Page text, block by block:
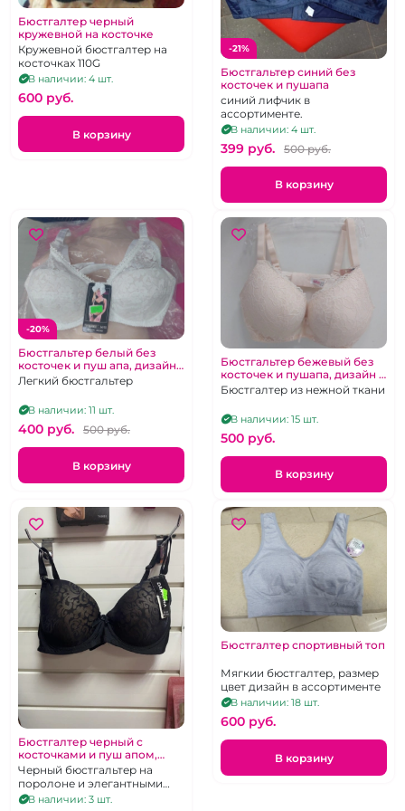
Бюстгалтер черный
кружевной на косточке
Кружевной бюстгалтер на
косточках 110G
В наличии: 4 шт.
600 pуб.
В корзину
-21%
Бюстгальтер синий без
косточек и пушапа
синий лифчик в
ассортименте.
В наличии: 4 шт.
399 pуб. 500 pуб.
В корзину
-20%
Бюстгальтер белый без
косточек и пуш апа, дизайн
размер в ассортименте
Легкий бюстгальтер
В наличии: 11 шт.
400 pуб. 500 pуб.
В корзину
Бюстгальтер бежевый без
косточек и пушапа, дизайн и
размер в ассортименте
Бюстгалтер из нежной ткани
В наличии: 15 шт.
500 pуб.
В корзину
Бюстгалтер черный с
косточками и пуш апом,
дизайн размер в
асоортименте
Черный бюстгальтер на
поролоне и элегантными
узорами на чашечках, цвета
В наличии: 3 шт.
Бюстгалтер спортивный топ
Мягкии бюстгалтер, размер
цвет дизайн в ассортименте
В наличии: 18 шт.
600 pуб.
В корзину